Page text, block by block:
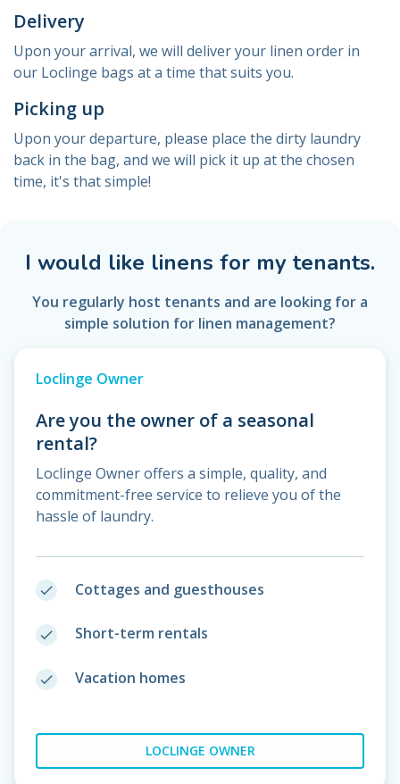
Delivery
Upon your arrival, we will deliver your linen order in
our Loclinge bags at a time that suits you.
Picking up
Upon your departure, please place the dirty laundry
back in the bag, and we will pick it up at the chosen
time, it's that simple!
I would like linens for my tenants.
You regularly host tenants and are looking for a
simple solution for linen management?
Loclinge Owner
Are you the owner of a seasonal
rental?
Loclinge Owner offers a simple, quality, and
commitment-free service to relieve you of the
hassle of laundry.
done Cottages and guesthouses
done Short-term rentals
done Vacation homes
LOCLINGE OWNER